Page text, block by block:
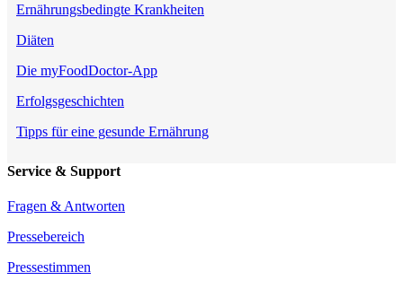
Ernährungsbedingte Krankheiten
Diäten
Die myFoodDoctor-App
Erfolgsgeschichten
Tipps für eine gesunde Ernährung
Service & Support
Fragen & Antworten
Pressebereich
Pressestimmen